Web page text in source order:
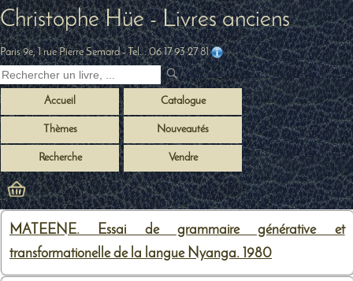
Christophe Hüe - Livres anciens
Paris 9e, 1 rue Pierre Semard- Tel. :06 17 93 27 81
Accueil Catalogue
Thèmes Nouveautés
Recherche Vendre
MATEENE. Essai de grammaire générative et
transformationelle de la langue Nyanga. 1980